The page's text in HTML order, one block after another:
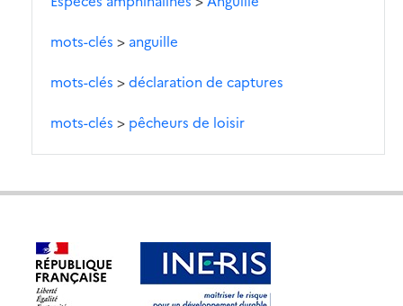
mots-clés > anguille
mots-clés >déclaration de captures
mots-clés > pêcheurs de loisir